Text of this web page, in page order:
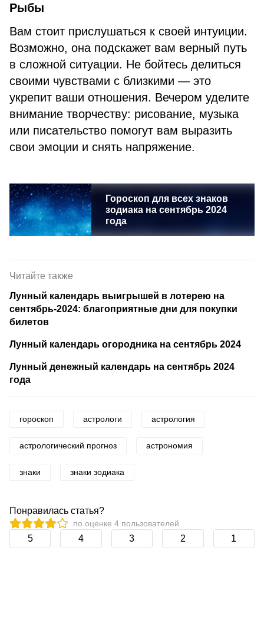
Рыбы
Вам стоит прислушаться к своей интуиции.
Возможно, она подскажет вам верный путь
в сложной ситуации. Не бойтесь делиться
своими чувствами с близкими — это
укрепит ваши отношения. Вечером уделите
внимание творчеству: рисование, музыка
или писательство помогут вам выразить
свои эмоции и снять напряжение.
Гороскоп для всех знаков
зодиака на сентябрь 2024
года
Читайте также
Лунный календарь выигрышей в лотерею на
сентябрь-2024: благоприятные дни для покупки
билетов
Лунный календарь огородника на сентябрь 2024
Лунный денежный календарь на сентябрь 2024
года
гороскоп астрологи астрология
астрологический прогноз астрономия
знаки знаки зодиака
Понравилась статья?
по оценке 4 пользователей
5 4 3 2 1